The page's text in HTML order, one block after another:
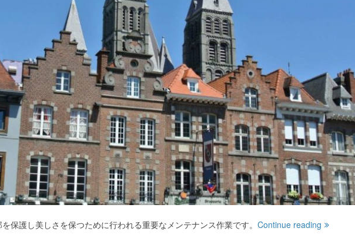
保護し美しさを保つために行われる重要なメンテナンス作業です。 Continue reading